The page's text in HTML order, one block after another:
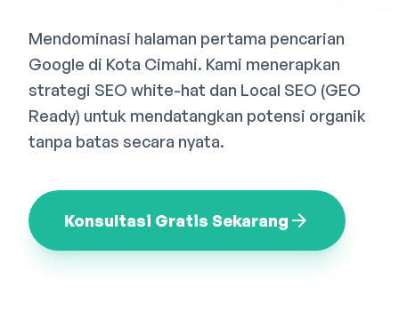
Mendominasi halaman pertama pencarian
Google di Kota Cimahi. Kami menerapkan
strategi SEO white-hat dan Local SEO (GEO
Ready) untuk mendatangkan potensi organik
tanpa batas secara nyata.
Konsultasi Gratis Sekarang arrow_forward